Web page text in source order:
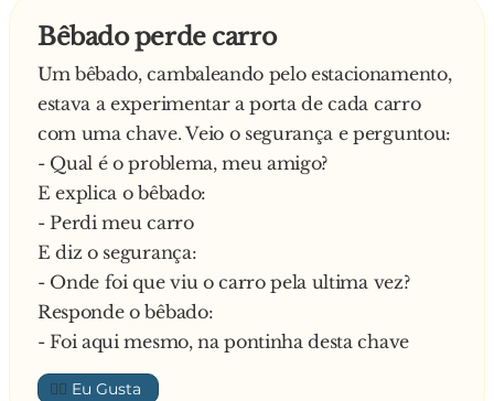
Bêbado perde carro
Um bêbado, cambaleando pelo estacionamento,
estava a experimentar a porta de cada carro
com uma chave. Veio o segurança e perguntou:
- Qual é o problema, meu amigo?
E explica o bêbado:
- Perdi meu carro
E diz o segurança:
- Onde foi que viu o carro pela ultima vez?
Responde o bêbado:
- Foi aqui mesmo, na pontinha desta chave
👍🏼